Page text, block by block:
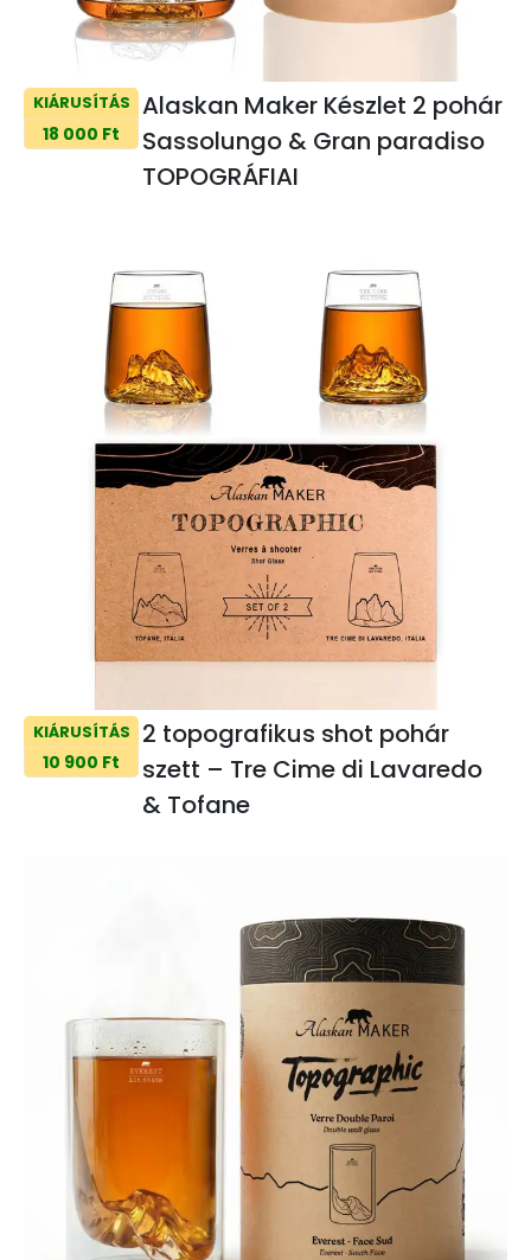
KIÁRUSÍTÁS
18 000 Ft
Alaskan Maker Készlet 2 pohár
Sassolungo & Gran paradiso
TOPOGRÁFIAI
KIÁRUSÍTÁS
10 900 Ft
2 topografikus shot pohár
szett – Tre Cime di Lavaredo
& Tofane